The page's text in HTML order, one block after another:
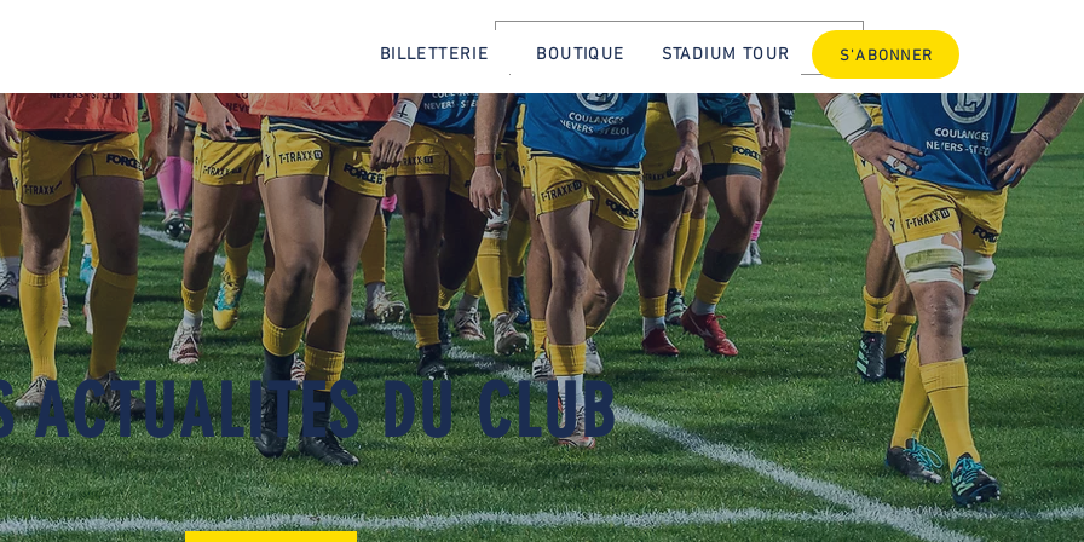
BILLETTERIE BOUTIQUE STADIUM TOUR S'ABONNER
ACTUALITES DU CLUB